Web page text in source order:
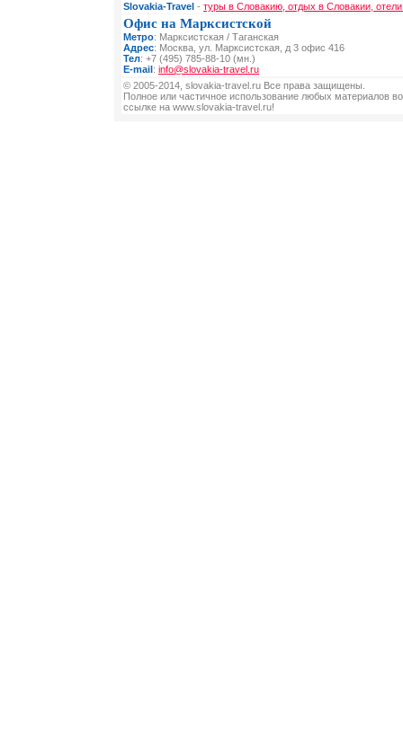
Slovakia-Travel - туры в Словакию, отдых в Словакии,
Офис на Марксистской
Метро: Марксистская / Таганская
Адрес: Москва, ул. Марксистская, д 3 офис 416
Тел: +7 (495) 785-88-10 (мн.)
E-mail: info@slovakia-travel.ru
© 2005-2014, slovakia-travel.ru Все права защищены.
Полное или частичное использование любых материалов
ссылке на www.slovakia-travel.ru!